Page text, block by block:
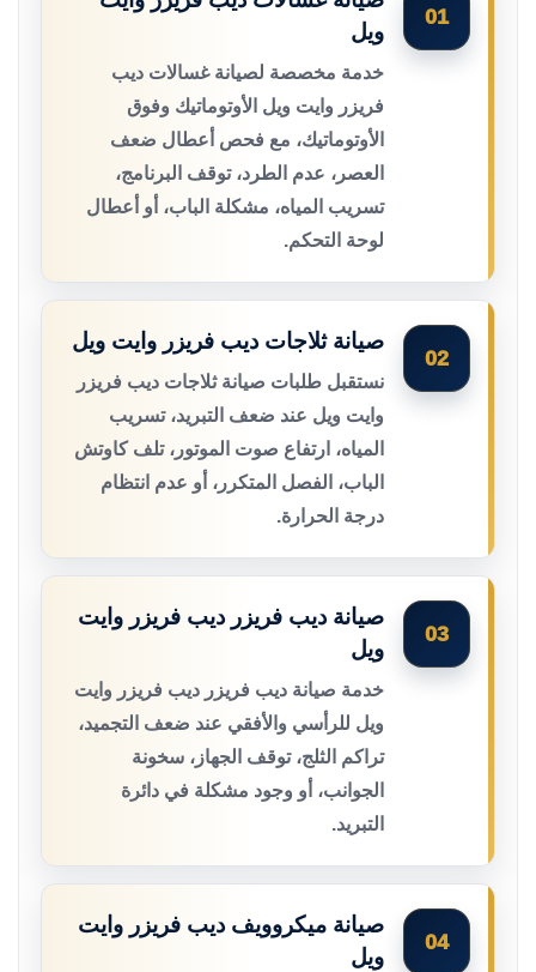
01
ويل
خدمة مخصصة لصيانة غسالات ديب
فريزر وايت ويل الأوتوماتيك وفوق
الأوتوماتيك، مع فحص أعطال ضعف
العصر، عدم الطرد، توقف البرنامج،
تسريب المياه، مشكلة الباب، أو أعطال
لوحة التحكم.
02
صيانة ثلاجات ديب فريزر وايت ويل
نستقبل طلبات صيانة ثلاجات ديب فريزر
وايت ويل عند ضعف التبريد، تسريب
المياه، ارتفاع صوت الموتور، تلف كاوتش
الباب، الفصل المتكرر، أو عدم انتظام
درجة الحرارة.
03
صيانة ديب فريزر ديب فريزر وايت
ويل
خدمة صيانة ديب فريزر ديب فريزر وايت
ويل للرأسي والأفقي عند ضعف التجميد،
تراكم الثلج، توقف الجهاز، سخونة
الجوانب، أو وجود مشكلة في دائرة
التبريد.
04
صيانة ميكروويف ديب فريزر وايت
ويل